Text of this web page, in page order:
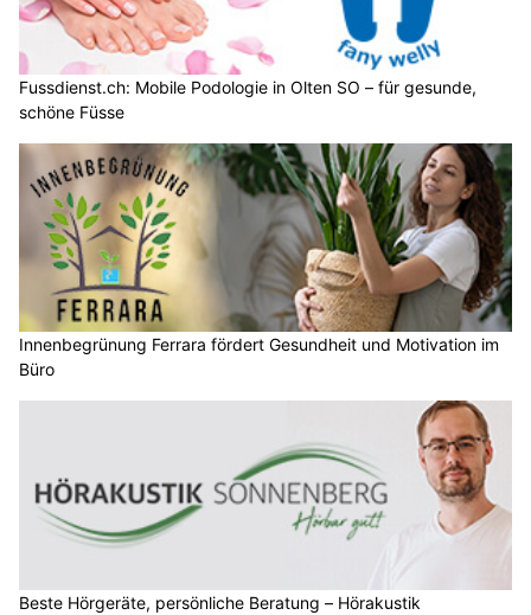
Fussdienst.ch: Mobile Podologie in Olten SO – für gesunde,
schöne Füsse
Innenbegrünung Ferrara fördert Gesundheit und Motivation im
Büro
Beste Hörgeräte, persönliche Beratung – Hörakustik